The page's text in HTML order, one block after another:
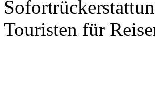
Touristen für